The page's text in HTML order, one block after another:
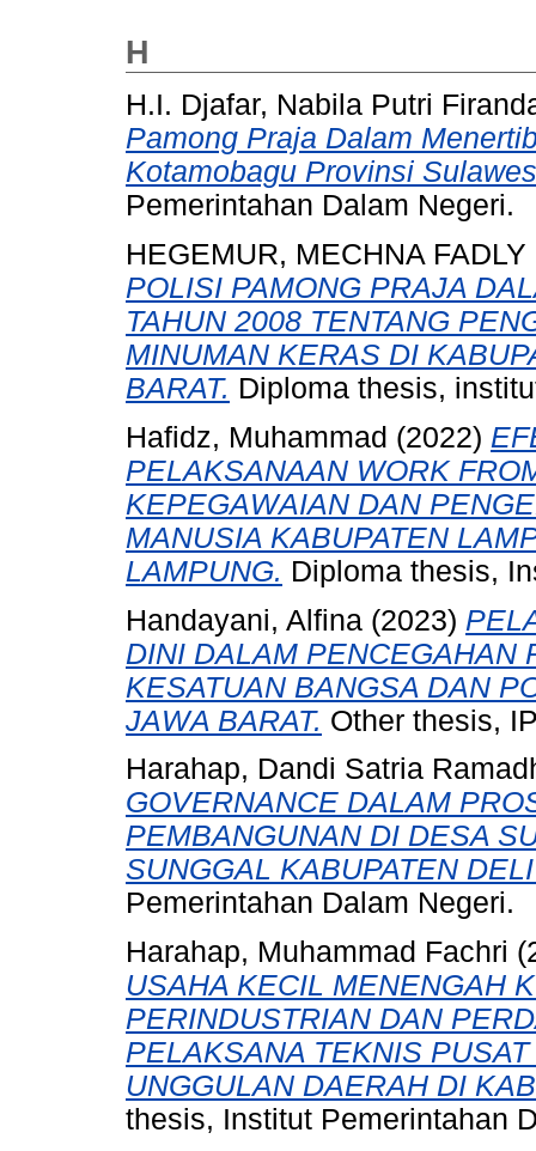
H
H.I. Djafar, Nabila Putri
Pamong Praja Dalam
Kotamobagu Provinsi
Pemerintahan Dalam Negeri.
HEGEMUR, MECHNA
POLISI PAMONG PRAJA
TAHUN 2008 TENTANG
MINUMAN KERAS DI
BARAT. Diploma thesis,
Hafidz, Muhammad (2022)
PELAKSANAAN WORK
KEPEGAWAIAN DAN
MANUSIA KABUPATEN
LAMPUNG. Diploma thesis,
Handayani, Alfina (2023)
DINI DALAM PENCEGAHAN
KESATUAN BANGSA DAN
JAWA BARAT. Other thesis,
Harahap, Dandi Satria
GOVERNANCE DALAM
PEMBANGUNAN DI DESA
SUNGGAL KABUPATEN
Pemerintahan Dalam Negeri.
Harahap, Muhammad Fachri
USAHA KECIL MENENGAH
PERINDUSTRIAN DAN
PELAKSANA TEKNIS
UNGGULAN DAERAH DI
thesis, Institut Pemerintahan